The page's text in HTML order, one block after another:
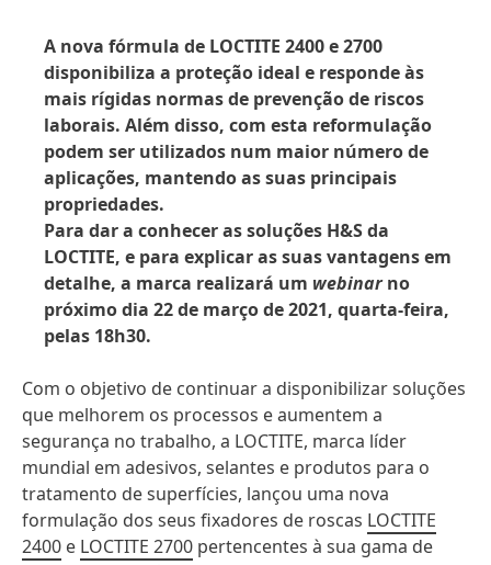
A nova fórmula de LOCTITE 2400 e 2700
disponibiliza a proteção ideal e responde às
mais rígidas normas de prevenção de riscos
laborais. Além disso, com esta reformulação
podem ser utilizados num maior número de
aplicações, mantendo as suas principais
propriedades.
Para dar a conhecer as soluções H&S da
LOCTITE, e para explicar as suas vantagens em
detalhe, a marca realizará um webinarno
próximo dia 22 de março de 2021, quarta-feira,
pelas 18h30.
Com o objetivo de continuar a disponibilizar soluções
que melhorem os processos e aumentem a
segurança no trabalho, a LOCTITE, marca líder
mundial em adesivos, selantes e produtos para o
tratamento de superfícies, lançou uma nova
formulação dos seus fixadores de roscas LOCTITE
2400 e LOCTITE 2700 pertencentes à sua gama de